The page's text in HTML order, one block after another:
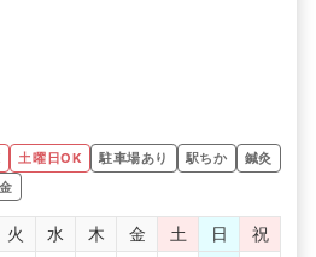
土曜日OK 駐車場あり 駅ちか
鍼灸
火 水 木 金 土 日
祝